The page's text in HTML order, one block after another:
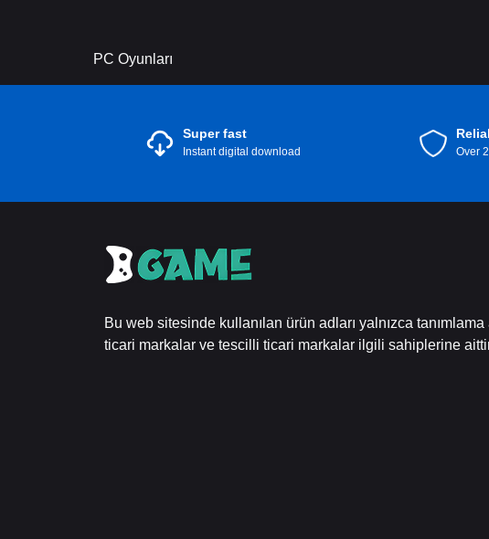
PC Oyunları
Super fast
Instant digital download Over
Bu web sitesinde kullanılan ürün adları yalnızca tanımlama
ticari markalar ve tescilli ticari markalar ilgili sahiplerine